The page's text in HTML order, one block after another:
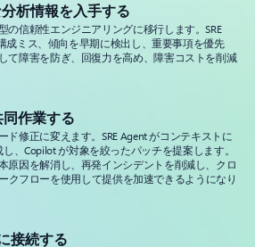
析情報を入手する
の信頼性エンジニアリングに移行します。SRE
成ミス、傾向を早期に検出し、重要事項を優先
て障害を防ぎ、回復力を高め、障害コストを削減
作業する
ド修正に変えます。SRE Agent がコンテキストに
、Copilot が対象を絞ったパッチを提案します。
原因を解消し、再発インシデントを削減し、クロ
クフローを使用して提供を加速できるようになり
接続する